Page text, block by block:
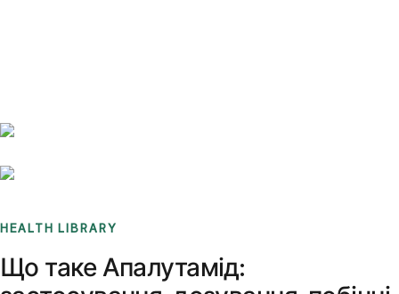
HEALTH LIBRARY
Що таке Апалутамід: